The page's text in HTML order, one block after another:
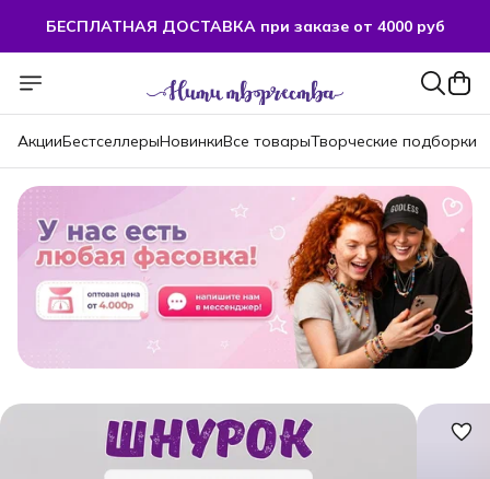
БЕСПЛАТНАЯ ДОСТАВКА при заказе от 4000 руб
АкцииБестселлерыНовинкиВсе товарыТворческие подборки